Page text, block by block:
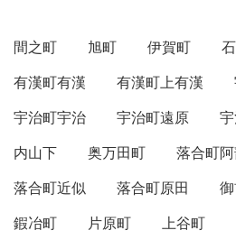
間之町 旭町 伊賀町
有漢町有漢
有漢町上有漢
宇治町宇治
宇治町遠原
内山下
奥万田町 落合町
落合町近似
落合町原田
鍜冶町
片原町 上谷町